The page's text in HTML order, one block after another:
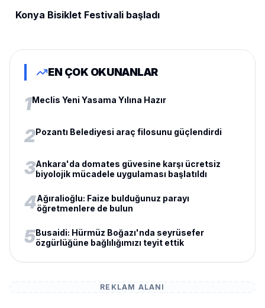
Konya Bisiklet Festivali başladı
EN ÇOK OKUNANLAR
1Meclis Yeni Yasama Yılına Hazır
2Pozantı Belediyesi araç filosunu güçlendirdi
3Ankara'da domates güvesine karşı ücretsiz
biyolojik mücadele uygulaması başlatıldı
4Ağıralioğlu: Faize bulduğunuz parayı
öğretmenlere de bulun
5Busaidi: Hürmüz Boğazı'nda seyrüsefer
özgürlüğüne bağlılığımızı teyit ettik
REKLAM ALANI